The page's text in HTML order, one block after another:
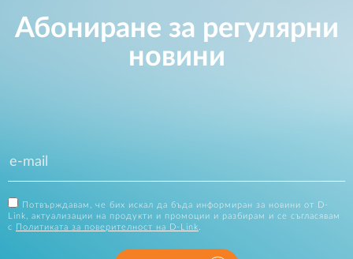
Абониране за регулярни
новини
Потвърждавам, че бих искал да бъда информиран за новини от D-
Link, актуализации на продукти и промоции и разбирам и се съгласявам
с
Политиката за поверителност на D-Link